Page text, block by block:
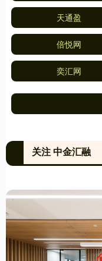
天通盈
倍悦网
奕汇网
关注 中金汇融